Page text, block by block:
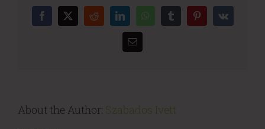
Facebook
X RedditLinkedInWhatsAppTumblrPinterest
Vk
Email:
About the Author: Szabados Ivett